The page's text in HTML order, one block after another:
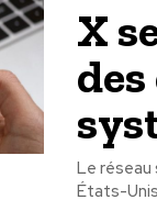
X
Le
États-